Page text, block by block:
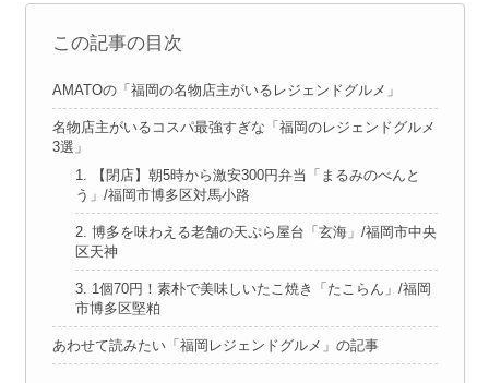
この記事の目次
AMATOの「福岡の名物店主がいるレジェンドグルメ」
名物店主がいるコスパ最強すぎな「福岡のレジェンドグルメ
3選」
1. 【閉店】朝5時から激安300円弁当「まるみのべんと
う」/福岡市博多区対馬小路
2. 博多を味わえる老舗の天ぷら屋台「玄海」/福岡市中央
区天神
3. 1個70円！素朴で美味しいたこ焼き「たこらん」/福岡
市博多区堅粕
あわせて読みたい「福岡レジェンドグルメ」の記事